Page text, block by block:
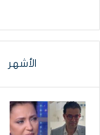
الأشهر